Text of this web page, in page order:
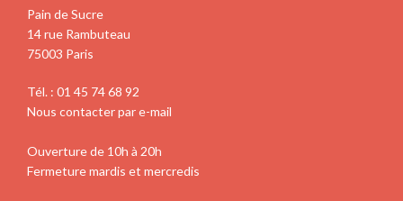
Pain de Sucre
14 rue Rambuteau
75003 Paris
Tél. : 01 45 74 68 92
Nous contacter par e-mail
Ouverture de 10h à 20h
Fermeture mardis et mercredis